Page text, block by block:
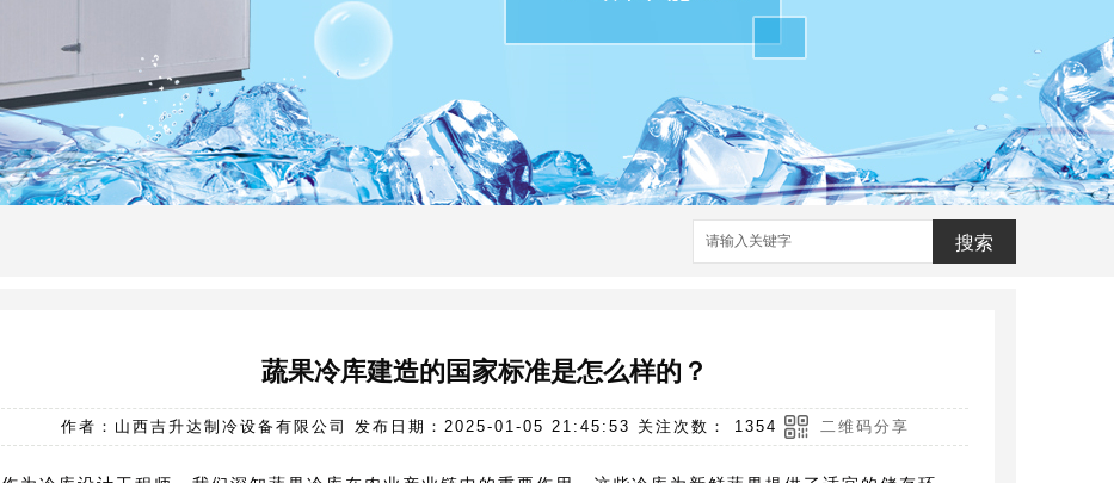
蔬果冷库建造的国家标准是怎么样的？
作者：山西吉升达制冷设备有限公司 发布日期：2025-01-05 21:45:53 关注次数： 1354 二维码分享